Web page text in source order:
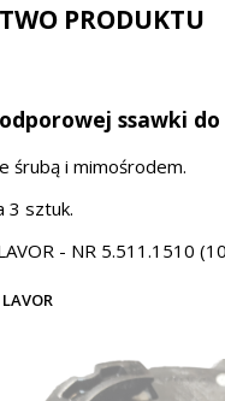
PRODUKTU
ssawki do
śrubą i mimośrodem.
3 sztuk.
- NR 5.511.1510
LAVOR